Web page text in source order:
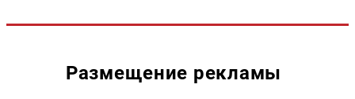
Размещение рекламы